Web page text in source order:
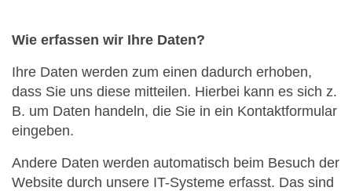
Wie erfassen wir Ihre Daten?
Ihre Daten werden zum einen dadurch erhoben,
dass Sie uns diese mitteilen. Hierbei kann es sich z.
B. um Daten handeln, die Sie in ein Kontaktformular
eingeben.
Andere Daten werden automatisch beim Besuch der
Website durch unsere IT-Systeme erfasst. Das sind